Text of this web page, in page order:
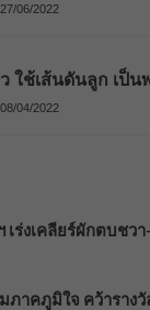
27/06/2022
ใช้เส้นดันลูก เป็น
08/04/2022
ร่งเคลียร์ผักตบชว
มภาคภูมิใจ คว้าราง